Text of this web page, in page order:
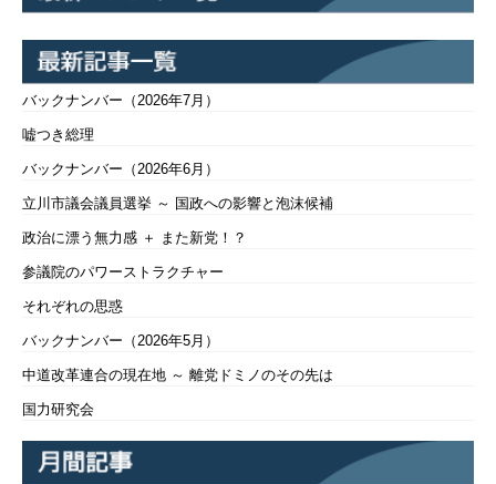
バックナンバー（2026年7月）
嘘つき総理
バックナンバー（2026年6月）
立川市議会議員選挙 ～ 国政への影響と泡沫候補
政治に漂う無力感 ＋ また新党！？
参議院のパワーストラクチャー
それぞれの思惑
バックナンバー（2026年5月）
中道改革連合の現在地 ～ 離党ドミノのその先は
国力研究会